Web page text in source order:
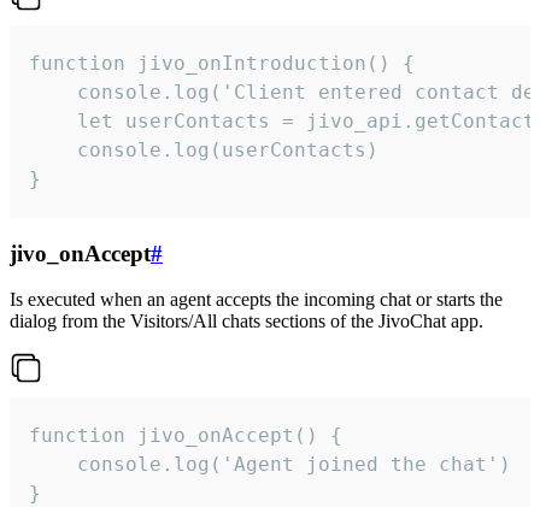
function jivo_onIntroduction() {
console.log('Client entered contact
let userContacts =
    console.log(userContacts)
}
jivo_onAccept#
Is executed when an agent accepts the incoming chat or starts the
dialog from the Visitors/All chats sections of the JivoChat app.
function jivo_onAccept() {
}